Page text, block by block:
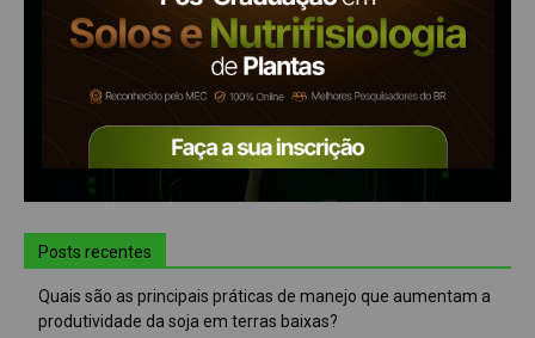
Posts recentes
Quais são as principais práticas de manejo que aumentam a
produtividade da soja em terras baixas?